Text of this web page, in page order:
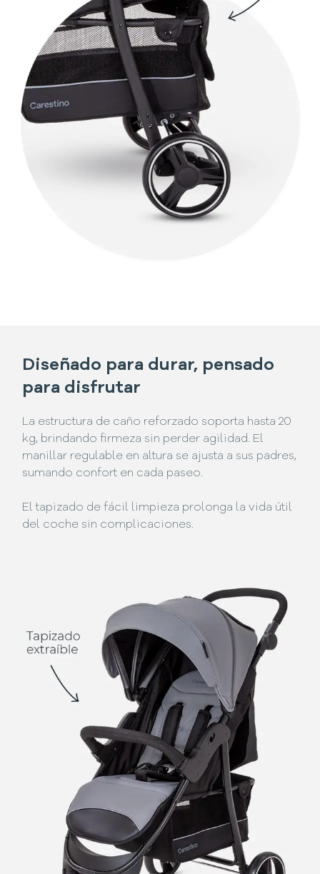
Diseñado para durar, pensado
para disfrutar
La estructura de caño reforzado soporta hasta 20
kg, brindando firmeza sin perder agilidad. El
manillar regulable en altura se ajusta a sus padres,
sumando confort en cada paseo.
El tapizado de fácil limpieza prolonga la vida útil
del coche sin complicaciones.